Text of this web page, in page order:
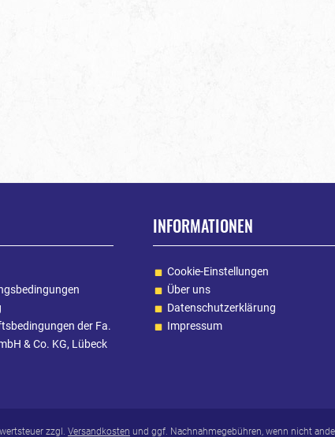
der Fa.
& Co. KG, Lübeck
INFORMATIONEN
Cookie-Einstellungen
Über uns
Datenschutzerklärung
Impressum
zzgl. Versandkosten und ggf. Nachnahmegebühren, wenn nicht